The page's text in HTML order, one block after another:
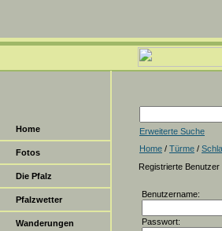
Home
Fotos
Die Pfalz
Pfalzwetter
Wanderungen
Erweiterte Suche
Home / Türme /
Registrierte Benutzer
Benutzername:
Passwort: